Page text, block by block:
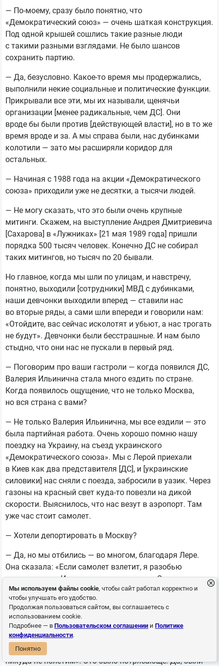
— По-моему, сразу было понятно, что
«Демократический союз» — очень шаткая конструкция.
Под одной крышей сошлись такие разные люди
с такими разными взглядами. Не было шансов
сохранить партию.
— Да, безусловно. Какое-то время мы продержались,
выполнили некие социальные и политические функции.
Прикрывали все эти, мы их называли, щенячьи
организации [менее радикальные, чем ДС]. Они
вроде бы были против [действующей власти], но в то же
время вроде и за. А мы справа были, нас дубинками
колотили — зато мы расширяли коридор для
остальных.
— Начиная с 1988 года на акции «Демократического
союза» приходили уже не десятки, а тысячи людей.
— Не могу сказать, что это были очень крупные
митинги. Скажем, на выступление Андрея Дмитриевича
[Сахарова] в «Лужниках» [21 мая 1989 года] пришли
порядка 500 тысяч человек. Конечно ДС не собирал
таких митингов, но тысяч по 20 бывали.
Но главное, когда мы шли по улицам, и навстречу,
понятно, выходили [сотрудники] МВД с дубинками,
наши девчонки выходили вперед — ставили нас
во вторые ряды, а сами шли впереди и говорили нам:
«Отойдите, вас сейчас исколотят и убьют, а нас трогать
не будут». Девчонки были бесстрашные. И нам было
стыдно, что они нас не пускали в первый ряд.
— Поговорим про ваши гастроли — когда появился ДС,
Валерия Ильинична стала много ездить по стране.
Когда появилось ощущение, что не только Москва,
но вся страна с вами?
— Не только Валерия Ильинична, мы все ездили — это
была партийная работа. Очень хорошо помню нашу
поездку на Украину, на съезд украинского
«Демократического союза». Мы с Лерой приехали
в Киев как два представителя [ДС], и [украинские
силовики] нас сняли с поезда, забросили в уазик. Через
газоны на красный свет куда-то повезли на дикой
скорости. Выяснилось, что нас везут в аэропорт. Там
уже час стоит самолет.
— Хотели депортировать в Москву?
— Да, но мы отбились — во многом, благодаря Лере.
Она сказала: «Если самолет взлетит, я разобью
иллюминатор. И никто не приземлится». Одна женщина
сказала: «Я лечу на похороны, мне срочно надо». Лера
отвечает: «Вы здесь будете похоронены». Тогда
пассажиры быстренько создали оргкомитет
и выдвинули своих представителей, которые подошли
к пилотам и сказали: «Мы не знаем, кто эти люди.
Мы не знаем их политических взглядов. Но мы с ними
никуда не полетим». Это было потрясающе! Да, были
Мы используем файлы cookie, чтобы сайт работал корректно и
чтобы улучшать его удобство.
Продолжая пользоваться сайтом, вы соглашаетесь с
использованием cookie.
Подробнее — вПользовательском соглашении иПолитике
конфиденциальности.
Понятно